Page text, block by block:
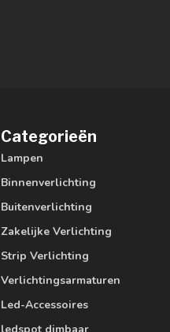
Categorieën
Lampen
Binnenverlichting
Buitenverlichting
Zakelijke Verlichting
Strip Verlichting
Verlichtingsarmaturen
Led-Accessoires